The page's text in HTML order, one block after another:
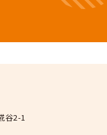
谷2-1